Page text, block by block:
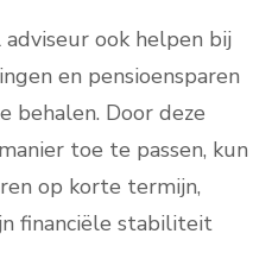
adviseur ook helpen bij
en pensioensparen
behalen. Door deze
toe te passen, kun
op korte termijn,
financiële stabiliteit